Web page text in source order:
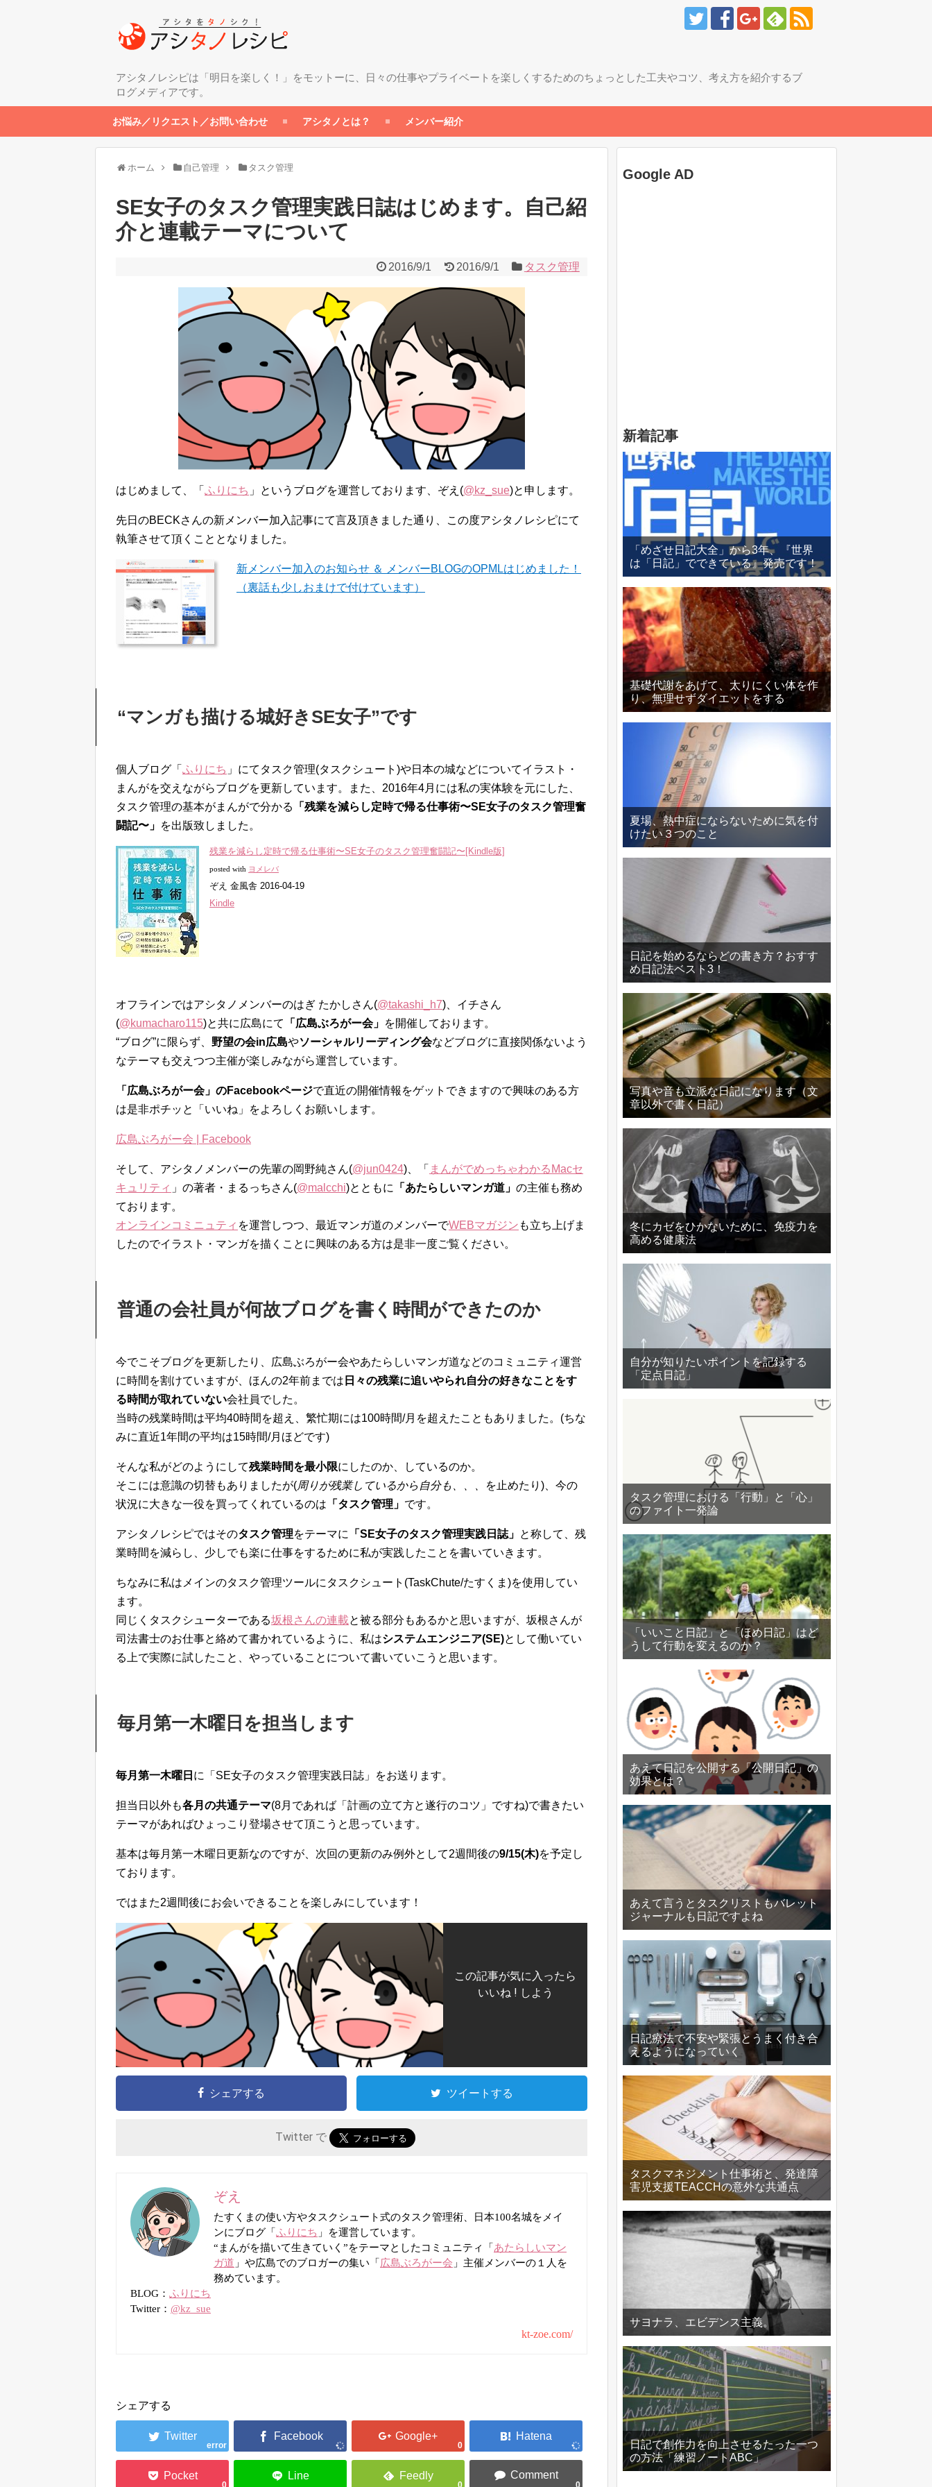
アシタノレシピは「明日を楽しく！」をモットーに、日々の仕事やプライベートを楽しくするためのちょっとした工夫やコツ、考え方を紹介するブ
ログメディアです。
お悩み／リクエスト／お問い合わせ アシタノとは？ メンバー紹介
ホーム 自己管理 タスク管理
SE女子のタスク管理実践日誌はじめます。自己紹
介と連載テーマについて
2016/9/1 2016/9/1 タスク管理
はじめまして、「 ふりにち 」というブログを運営しております、ぞえ(@kz_sue)と申します。
先日のBECKさんの新メンバー加入記事にて言及頂きました通り、この度アシタノレシピにて
執筆させて頂くこととなりました。
新メンバー加入のお知らせ ＆ メンバーBLOGのOPMLはじめました！
（裏話も少しおまけで付けています）
“マンガも描ける城好きSE女子”です
個人ブログ「 ふりにち 」にてタスク管理(タスクシュート)や日本の城などについてイラスト・
まんがを交えながらブログを更新しています。また、2016年4月には私の実体験を元にした、
タスク管理の基本がまんがで分かる
「残業を減らし定時で帰る仕事術〜SE女子のタスク管理奮
闘記〜」 を出版致しました。
残業を減らし定時で帰る仕事術〜SE女子のタスク管理奮闘記〜[Kindle版]
posted with ヨメレバ
ぞえ 金風舎 2016-04-19
Kindle
オフラインではアシタノメンバーのはぎ たかしさん(@takashi_h7)、イチさん
(@kumacharo115)と共に広島にて 「広島ぶろがー会」 を開催しております。
“ブログ”に限らず、 野望の会in広島やソーシャルリーディング会などブログに直接関係ないよう
なテーマも交えつつ主催が楽しみながら運営しています。
「広島ぶろがー会」のFacebookページで直近の開催情報をゲットできますので興味のある方
は是非ポチッと「いいね」をよろしくお願いします。
広島ぶろがー会 | Facebook
そして、アシタノメンバーの先輩の岡野純さん(@jun0424)、「 まんがでめっちゃわかるMacセ
キュリティ 」の著者・まるっちさん(@malcchi)とともに 「あたらしいマンガ道」 の主催も務め
ております。
オンラインコミニュティ を運営しつつ、最近マンガ道のメンバーでWEBマガジン も立ち上げま
したのでイラスト・マンガを描くことに興味のある方は是非一度ご覧ください。
普通の会社員が何故ブログを書く時間ができたのか
今でこそブログを更新したり、広島ぶろがー会やあたらしいマンガ道などのコミュニティ運営
に時間を割けていますが、ほんの2年前までは 日々の残業に追いやられ自分の好きなことをす
る時間が取れていない会社員でした。
当時の残業時間は平均40時間を超え、繁忙期には100時間/月を超えたこともありました。(ちな
みに直近1年間の平均は15時間/月ほどです)
そんな私がどのようにして残業時間を最小限にしたのか、しているのか。
そこには意識の切替もありましたが(周りが残業しているから自分も、、、
を止めたり)、今の
状況に大きな一役を買ってくれているのは 「タスク管理」 です。
アシタノレシピではそのタスク管理をテーマに 「SE女子のタスク管理実践日誌」 と称して、残
業時間を減らし、少しでも楽に仕事をするために私が実践したことを書いていきます。
ちなみに私はメインのタスク管理ツールにタスクシュート(TaskChute/たすくま)を使用してい
ます。
同じくタスクシューターである坂根さんの連載と被る部分もあるかと思いますが、坂根さんが
司法書士のお仕事と絡めて書かれているように、私はシステムエンジニア(SE)として働いてい
る上で実際に試したこと、やっていることについて書いていこうと思います。
毎月第一木曜日を担当します
毎月第一木曜日 に「SE女子のタスク管理実践日誌」をお送ります。
担当日以外も各月の共通テーマ(8月であれば「計画の立て方と遂行のコツ」ですね)で書きたい
テーマがあればひょっこり登場させて頂こうと思っています。
基本は毎月第一木曜日更新なのですが、次回の更新のみ例外として2週間後の9/15(木)を予定し
ております。
ではまた2週間後にお会いできることを楽しみにしています！
この記事が気に入ったら
いいね ! しよう
シェアする ツイートする
Twitter で
ぞえ
たすくまの使い方やタスクシュート式のタスク管理術、日本100名城をメイ
ンにブログ「 ふりにち 」を運営しています。
“まんがを描いて生きていく”をテーマとしたコミュニティ「 あたらしいマン
ガ道 」や広島でのブロガーの集い「 広島ぶろがー会 」主催メンバーの１人を
務めています。
BLOG： ふりにち
Twitter： @kz_sue
kt-zoe.com/
シェアする
error 0
0 0 0
Google AD
新着記事
「めざせ日記大全」から3年、『世界
は「日記」でできている』発売です！
基礎代謝をあげて、太りにくい体を作
り、無理せずダイエットをする
夏場、熱中症にならないために気を付
けたい３つのこと
日記を始めるならどの書き方？おすす
め日記法ベスト3！
写真や音も立派な日記になります（文
章以外で書く日記）
冬にカゼをひかないために、免疫力を
高める健康法
自分が知りたいポイントを記録する
「定点日記」
タスク管理における「行動」と「心」
のファイト一発論
「いいこと日記」と「ほめ日記」はど
うして行動を変えるのか？
あえて日記を公開する「公開日記」の
効果とは？
あえて言うとタスクリストもバレット
ジャーナルも日記ですよね
日記療法で不安や緊張とうまく付き合
えるようになっていく
タスクマネジメント仕事術と、発達障
害児支援TEACCHの意外な共通点
サヨナラ、エビデンス主義。
日記で創作力を向上させるたった一つ
の方法「練習ノートABC」